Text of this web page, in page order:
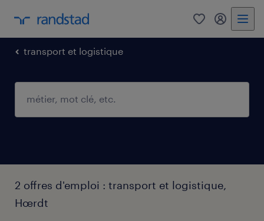
0 mon
transport et logistique
2 offres d'emploi : transport et logistique,
Hœrdt